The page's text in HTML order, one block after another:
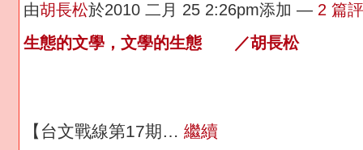
由胡長松於2010 二月 25 2:26pm添加 — 2 篇
生態的文學，文學的生態 ／胡長松
【台文戰線第17期… 繼續